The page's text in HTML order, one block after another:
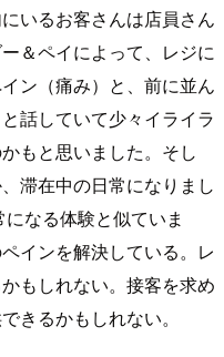
いるお客さんは店員さん
＆ペイによって、レジに
ン（痛み）と、前に並ん
話していて少々イライラ
もと思いました。そし
滞在中の日常になりまし
なる体験と似ていま
インを解決している。レ
もしれない。接客を求め
きるかもしれない。